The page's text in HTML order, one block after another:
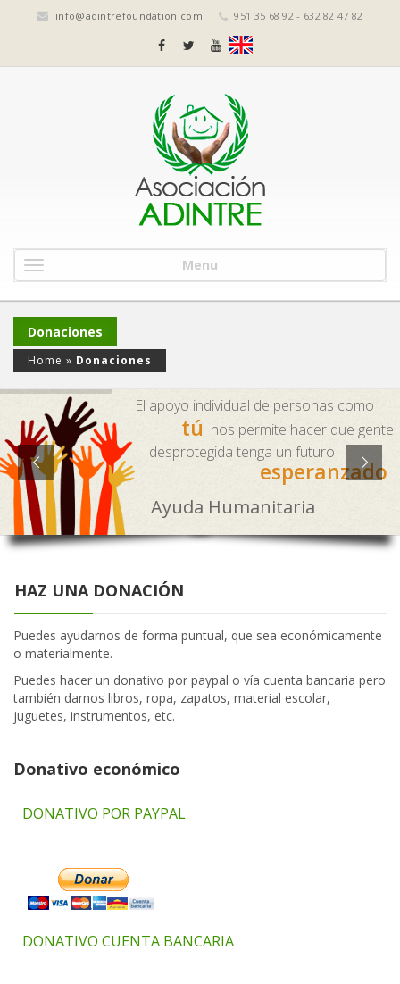
info@adintrefoundation.com 951 35 68 92 - 632 82 47 82
Menu
Donaciones
Home » Donaciones
Ayuda Humanitaria
El apoyo individual de personas como
tú nos permite hacer que gente
esperanzado
desprotegida tenga un futuro
HAZ UNA DONACIÓN
Puedes ayudarnos de forma puntual, que sea económicamente
o materialmente.
Puedes hacer un donativo por paypal o vía cuenta bancaria pero
también darnos libros, ropa, zapatos, material escolar,
juguetes, instrumentos, etc.
Donativo económico
DONATIVO POR PAYPAL
DONATIVO CUENTA BANCARIA